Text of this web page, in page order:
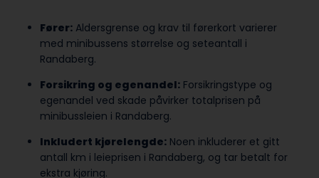
Fører: Aldersgrense og krav til førerkort varierer
med minibussens størrelse og seteantall i
Randaberg.
Forsikring og egenandel: Forsikringstype og
egenandel ved skade påvirker totalprisen på
minibussleien i Randaberg.
Inkludert kjørelengde: Noen inkluderer et gitt
antall km i leieprisen i Randaberg, og tar betalt for
ekstra kjøring.